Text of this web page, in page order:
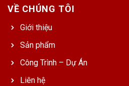
VỀ CHÚNG TÔI
Giới thiệu
Sản phẩm
Công Trình – Dự Án
Liên hệ